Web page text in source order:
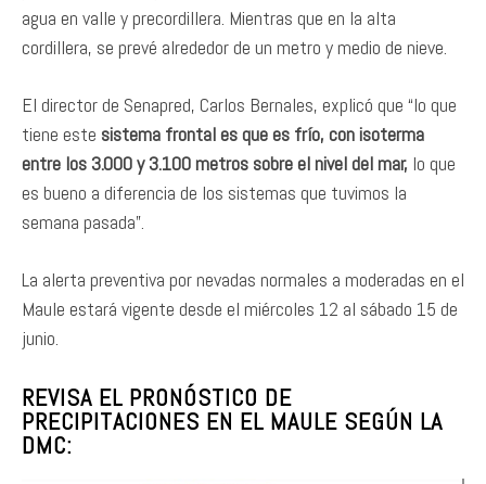
agua en valle y precordillera. Mientras que en la alta
cordillera, se prevé alrededor de un metro y medio de nieve.
El director de Senapred, Carlos Bernales, explicó que “lo que
tiene este sistema frontal es que es frío, con isoterma
entre los 3.000 y 3.100 metros sobre el nivel del mar, lo que
es bueno a diferencia de los sistemas que tuvimos la
semana pasada”.
La alerta preventiva por nevadas normales a moderadas en el
Maule estará vigente desde el miércoles 12 al sábado 15 de
junio.
REVISA EL PRONÓSTICO DE
PRECIPITACIONES EN EL MAULE SEGÚN LA
DMC: